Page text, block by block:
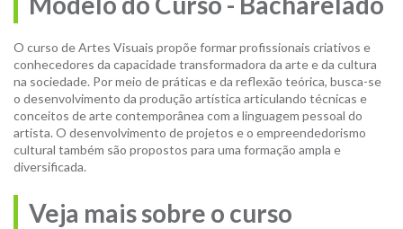
O curso de Artes Visuais propõe formar profissionais criativos e
conhecedores da capacidade transformadora da arte e da cultura
na sociedade. Por meio de práticas e da reflexão teórica, busca-se
o desenvolvimento da produção artística articulando técnicas e
conceitos de arte contemporânea com a linguagem pessoal do
artista. O desenvolvimento de projetos e o empreendedorismo
cultural também são propostos para uma formação ampla e
diversificada.
Veja mais sobre o curso